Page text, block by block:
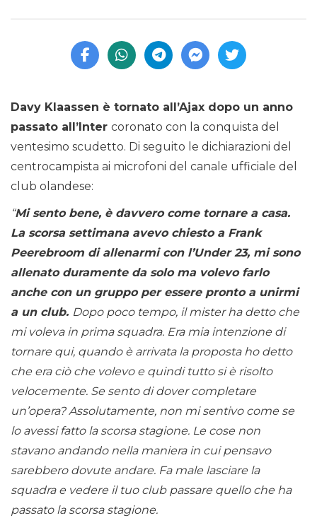
Davy Klaassen è tornato all’Ajax dopo un anno
passato all’Inter coronato con la conquista del
ventesimo scudetto. Di seguito le dichiarazioni del
centrocampista ai microfoni del canale ufficiale del
club olandese:
“Mi sento bene, è davvero come tornare a casa.
La scorsa settimana avevo chiesto a Frank
Peerebroom di allenarmi con l’Under 23, mi sono
allenato duramente da solo ma volevo farlo
anche con un gruppo per essere pronto a unirmi
a un club. Dopo poco tempo, il mister ha detto che
mi voleva in prima squadra. Era mia intenzione di
tornare qui, quando è arrivata la proposta ho detto
che era ciò che volevo e quindi tutto si è risolto
velocemente. Se sento di dover completare
un’opera? Assolutamente, non mi sentivo come se
lo avessi fatto la scorsa stagione. Le cose non
stavano andando nella maniera in cui pensavo
sarebbero dovute andare. Fa male lasciare la
squadra e vedere il tuo club passare quello che ha
passato la scorsa stagione.